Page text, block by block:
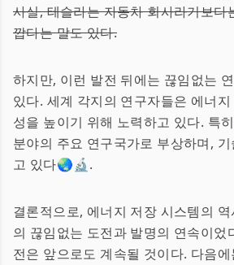
사실, 테슬라는 자동차 회사라기보다
깝다는 말도 있다.
하지만, 이런 발전 뒤에는 끊임없는
있다. 세계 각지의 연구자들은 에너
성을 높이기 위해 노력하고 있다. 특히
분야의 주요 연구국가로 부상하며,
고 있다🌏🔬.
결론적으로, 에너지 저장 시스템의
의 끊임없는 도전과 발명의 연속이었
전은 앞으로도 계속될 것이다. 다음